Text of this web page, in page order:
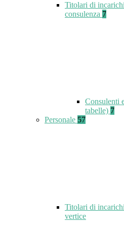
Titolari di
consulenza 7
Consulenti
tabelle) 7
Personale 57
Titolari di
vertice